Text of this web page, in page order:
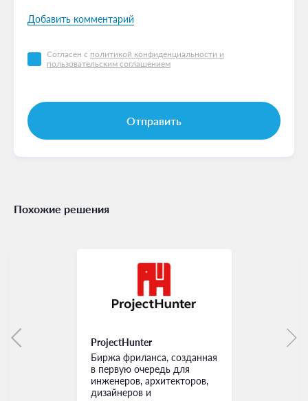
Добавить комментарий
Согласен с политикой конфиденциальности и
пользовательским соглашением
Похожие решения
ProjectHunter
Биржа фриланса, созданная
в первую очередь для
инженеров, архитекторов,
дизайнеров и